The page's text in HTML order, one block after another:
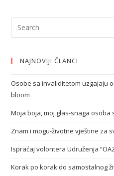
NAJNOVIJI ČLANCI
Osobe sa invaliditetom uzgajaju
bloom
Moja boja, moj glas-snaga
Znam i mogu-životne vještine za
Ispraćaj volontera Udruženja
Korak po korak do samostalnog